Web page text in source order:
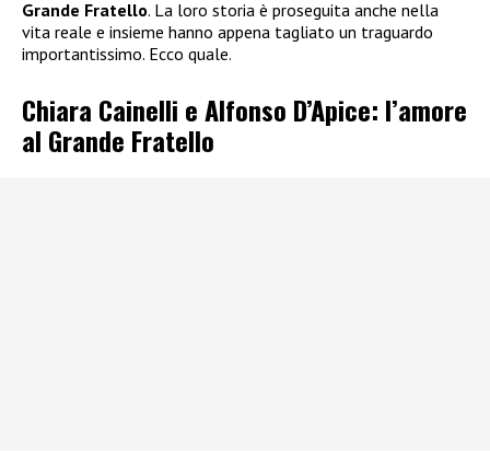
Grande Fratello. La loro storia è proseguita anche nella
vita reale e insieme hanno appena tagliato un traguardo
importantissimo. Ecco quale.
Chiara Cainelli e Alfonso D’Apice: l’amore
al Grande Fratello